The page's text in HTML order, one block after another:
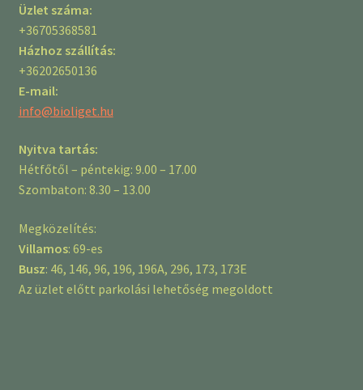
Üzlet száma:
+36705368581
Házhoz szállítás:
+36202650136
E-mail:
info@bioliget.hu
Nyitva tartás:
Hétfőtől – péntekig: 9.00 – 17.00
Szombaton: 8.30 – 13.00
Megközelítés:
Villamos: 69-es
Busz: 46, 146, 96, 196, 196A, 296, 173, 173E
Az üzlet előtt parkolási lehetőség megoldott